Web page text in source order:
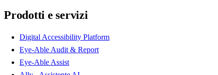
Prodotti e servizi
Digital Accessibility Platform
Eye-Able Audit & Report
Eye-Able Assist